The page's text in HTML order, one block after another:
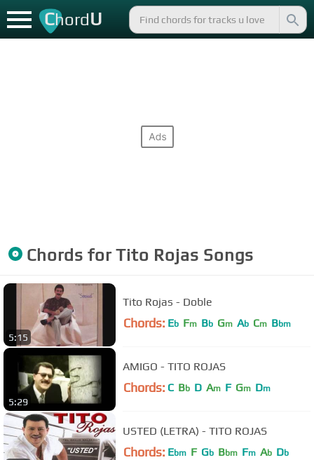
ChordU
Chords forTito Rojas Songs
5:15
Tito Rojas - Doble
Chords: Eb Fm Bb Gm Ab Cm Bbm
5:29
AMIGO - TITO ROJAS
Chords: C Bb D Am F Gm Dm
USTED (LETRA) - TITO ROJAS
Chords: Ebm F Gb Bbm Fm Ab Db